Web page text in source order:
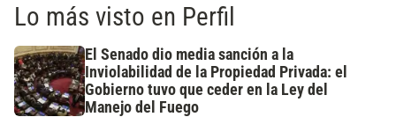
Lo más visto en Perfil
El Senado dio media sanción a la
Inviolabilidad de la Propiedad Privada: el
Gobierno tuvo que ceder en la Ley del
Manejo del Fuego